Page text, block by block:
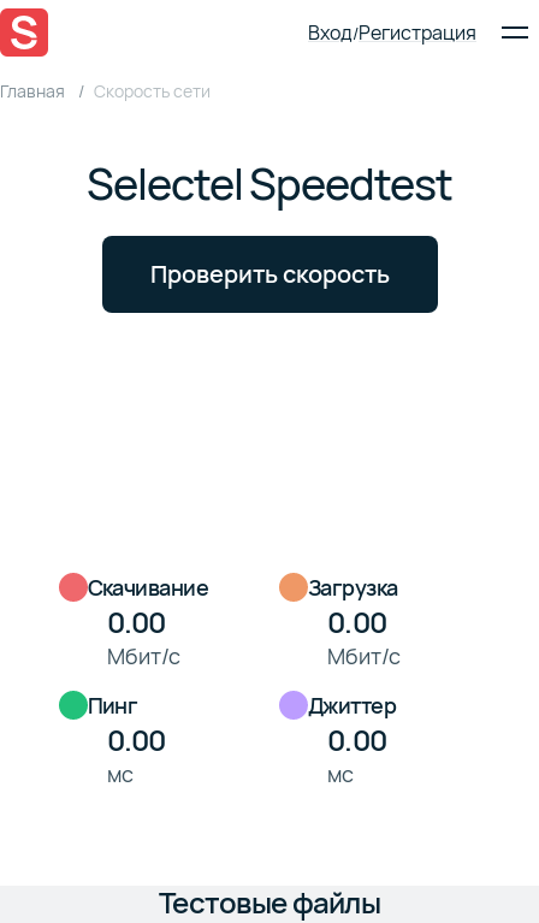
Вход/Регистрация
Главная Скорость сети
Selectel Speedtest
Проверить скорость
Скачивание
Мбит/с
Загрузка
Мбит/с
Пинг
мс
Джиттер
мс
Тестовые файлы